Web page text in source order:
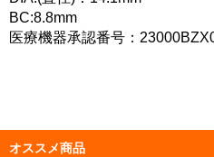
BC:8.8mm
医療機器承認番号：
オススメ商品